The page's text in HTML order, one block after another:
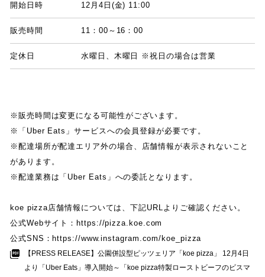
開始日時 12月 4 日 (金) 11:00
販売時間 11 ： 00 ～ 16 ：00
定休日 水曜日 、 木曜日 ※祝日の場合は営業
※販売時間は変更になる可能性がございます 。
※
「 Uber Eats 」 サービスへの会員登録が必要です 。
※配達場所が配達エリア外の場合、 店舗情報が表示されないこと
があります 。
※配達業務は 「 Uber Eats 」 への委託となります 。
koe pizza店舗情報については 、下記URLよりご確認ください。
公式Webサイト ： https://pizza.koe.com
公式SNS ： https://www.instagram.com/koe_pizza
【 PRESS RELEASE】 公園併設型ピッツェリア 「 koe pizza 」
12月4日
より
「 Uber Eats 」 導入開始～ 「 koe pizza特製ローストビーフのビスマ